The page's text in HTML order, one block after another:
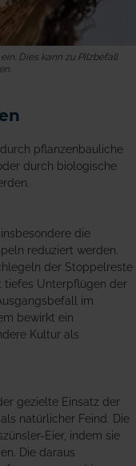
Dies kann zu Pilzbefall
pflanzenbauliche
durch biologische
die
reduziert werden.
der Stoppelreste
tiefes Unterpflügen der
im
bewirkt ein
Kultur als
gezielte Einsatz der
natürlicher Feind. Die
Eier, indem sie
Die daraus